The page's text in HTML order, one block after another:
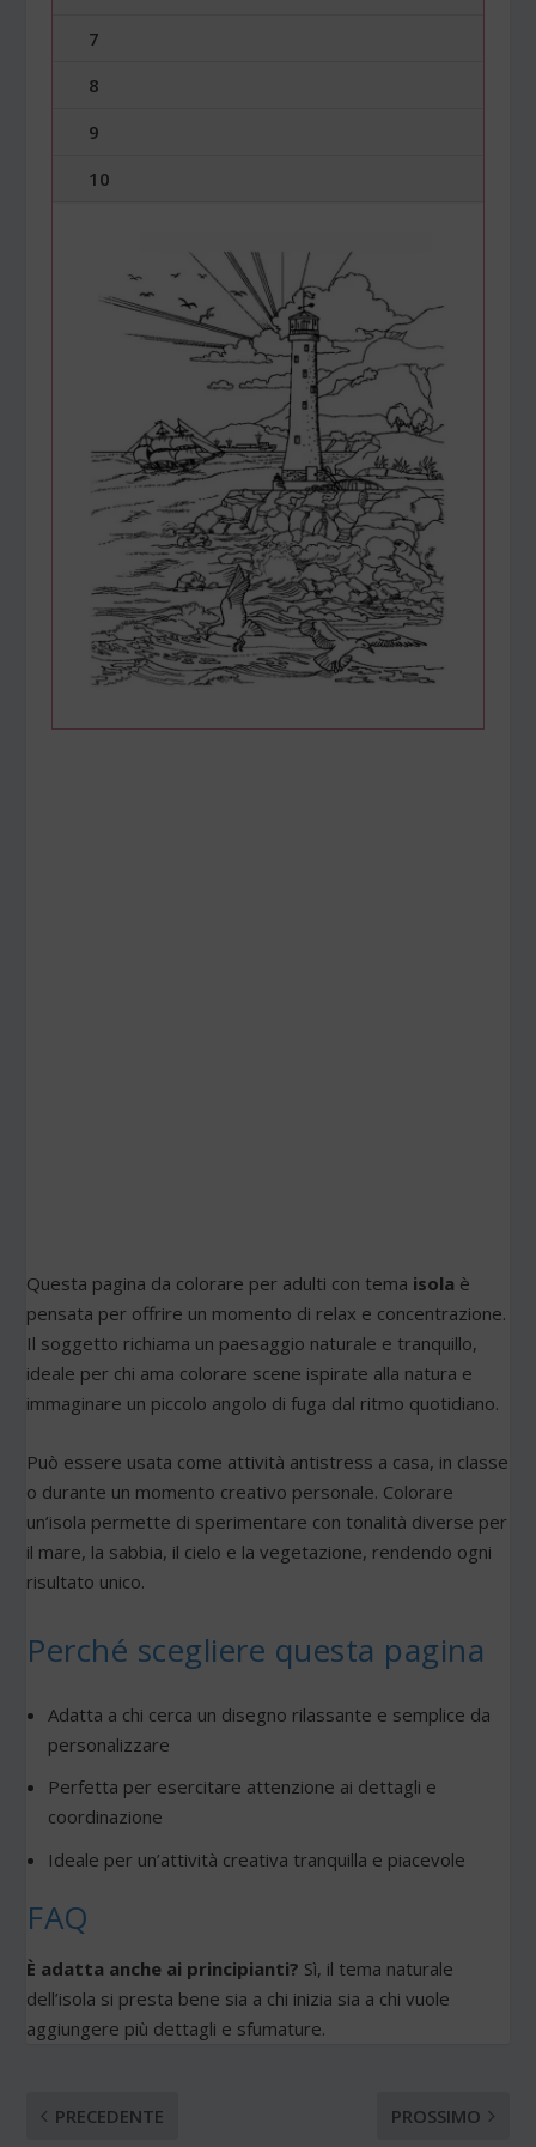
7
8
9
10
Questa pagina da colorare per adulti con tema isola è
pensata per offrire un momento di relax e concentrazione.
Il soggetto richiama un paesaggio naturale e tranquillo,
ideale per chi ama colorare scene ispirate alla natura e
immaginare un piccolo angolo di fuga dal ritmo quotidiano.
Può essere usata come attività antistress a casa, in classe
o durante un momento creativo personale. Colorare
un’isola permette di sperimentare con tonalità diverse per
il mare, la sabbia, il cielo e la vegetazione, rendendo ogni
risultato unico.
Perché scegliere questa pagina
Adatta a chi cerca un disegno rilassante e semplice da
personalizzare
Perfetta per esercitare attenzione ai dettagli e
coordinazione
Ideale per un’attività creativa tranquilla e piacevole
FAQ
È adatta anche ai principianti? Sì, il tema naturale
dell’isola si presta bene sia a chi inizia sia a chi vuole
aggiungere più dettagli e sfumature.
PRECEDENTE PROSSIMO